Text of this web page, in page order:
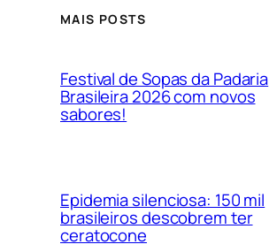
MAIS POSTS
Festival de Sopas da Padaria
Brasileira 2026 com novos
sabores!
Epidemia silenciosa: 150 mil
brasileiros descobrem ter
ceratocone